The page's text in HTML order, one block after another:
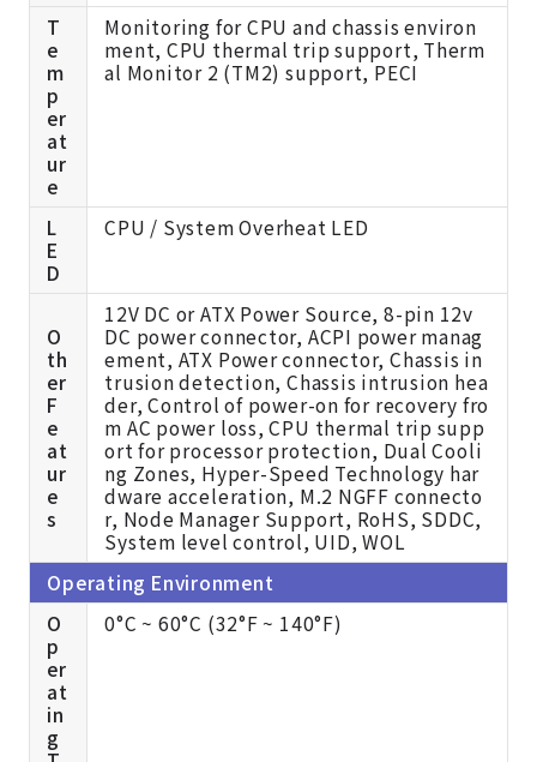
T
e
m
p
er
at
ur
e
Monitoring for CPU and chassis environ
ment, CPU thermal trip support, Therm
al Monitor 2 (TM2) support, PECI
L
E
D
CPU / System Overheat LED
O
th
er
F
e
at
ur
e
s
12V DC or ATX Power Source, 8-pin 12v
DC power connector, ACPI power manag
ement, ATX Power connector, Chassis in
trusion detection, Chassis intrusion hea
der, Control of power-on for recovery fro
m AC power loss, CPU thermal trip supp
ort for processor protection, Dual Cooli
ng Zones, Hyper-Speed Technology har
dware acceleration, M.2 NGFF connecto
r, Node Manager Support, RoHS, SDDC,
System level control, UID, WOL
Operating Environment
O
p
er
at
in
g
0°C ~ 60°C (32°F ~ 140°F)